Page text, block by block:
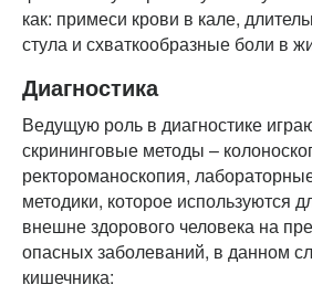
как: примеси крови в кале,
стула и схваткообразные боли в
Диагностика
Ведущую роль в диагностике
скрининговые методы –
ректороманоскопия,
методики, которое используются
внешне здорового человека на
опасных заболеваний, в данном
кишечника: